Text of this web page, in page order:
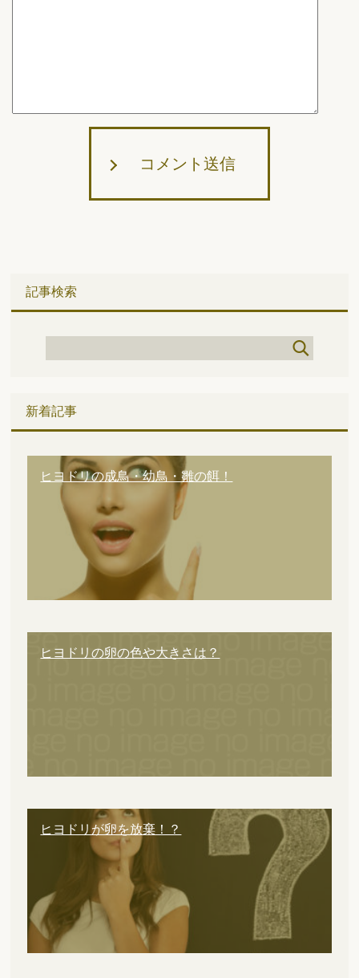
コメント送信
記事検索
新着記事
ヒヨドリの成鳥・幼鳥・雛の餌！
ヒヨドリの卵の色や大きさは？
ヒヨドリが卵を放棄！？